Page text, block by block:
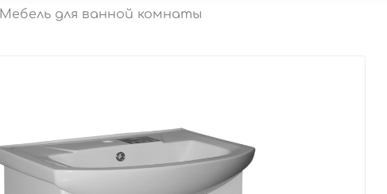
Мебель для ванной комнаты